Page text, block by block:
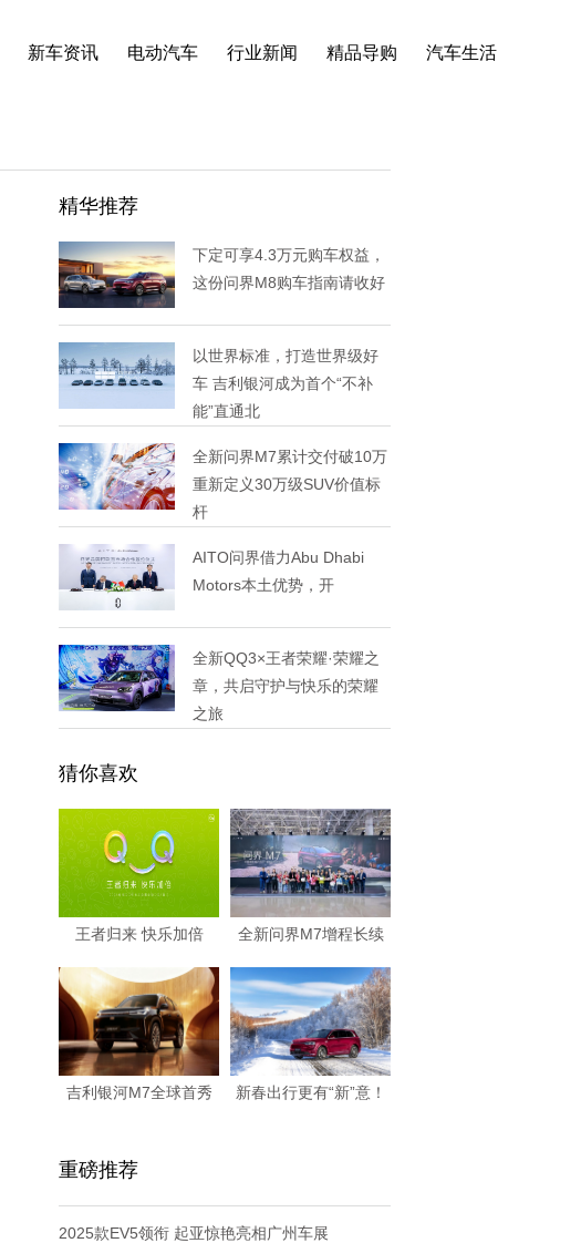
新车资讯 电动汽车 行业新闻 精品导购 汽车生活
精华推荐
下定可享4.3万元购车权益，
这份问界M8购车指南请收好
以世界标准，打造世界级好
车 吉利银河成为首个“不补
能”直通北
全新问界M7累计交付破10万
重新定义30万级SUV价值标
杆
AITO问界借力Abu Dhabi
Motors本土优势，开
全新QQ3×王者荣耀·荣耀之
章，共启守护与快乐的荣耀
之旅
猜你喜欢
王者归来 快乐加倍
2026奇瑞QQ
全新问界M7增程长续
航版在工厂验收交
吉利银河M7全球首秀
新春出行更有“新”意！
重磅推荐
2025款EV5领衔 起亚惊艳亮相广州车展